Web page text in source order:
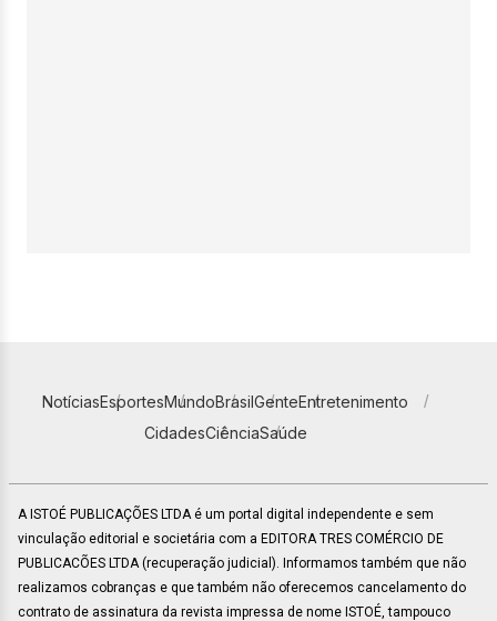
NotíciasEsportesMundoBrasilGenteEntretenimento
CidadesCiênciaSaúde
A ISTOÉ PUBLICAÇÕES LTDA é um portal digital independente e sem
vinculação editorial e societária com a EDITORA TRES COMÉRCIO DE
PUBLICACÕES LTDA (recuperação judicial). Informamos também que não
realizamos cobranças e que também não oferecemos cancelamento do
contrato de assinatura da revista impressa de nome ISTOÉ, tampouco